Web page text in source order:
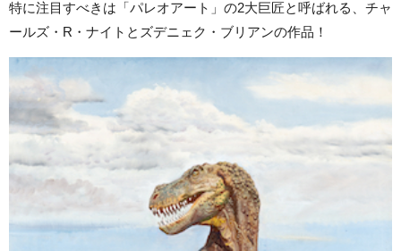
特に注目すべきは「パレオアート」の2大巨匠と呼ばれる、チャ
ールズ・R・ナイトとズデニェク・ブリアンの作品！